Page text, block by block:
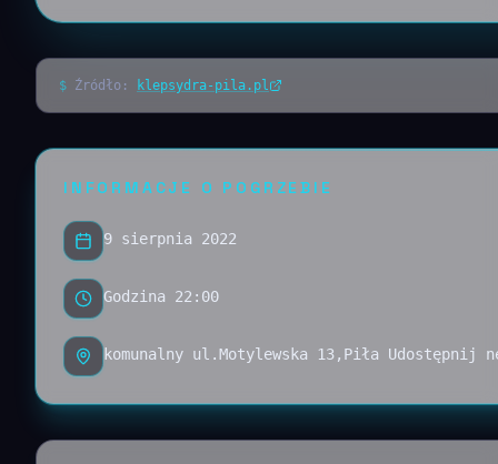
$ Źródło: klepsydra-pila.pl
INFORMACJE O POGRZEBIE
9 sierpnia 2022
Godzina 22:00
komunalny ul.Motylewska 13,Piła